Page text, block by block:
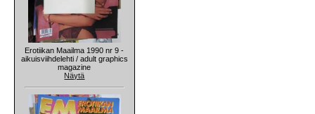
Erotiikan Maailma 1990 nr 9 -
aikuisviihdelehti / adult graphics
magazine
Näytä